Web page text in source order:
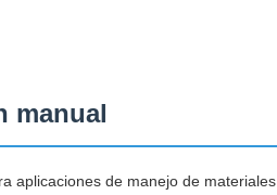
manual
aplicaciones de manejo de materiales